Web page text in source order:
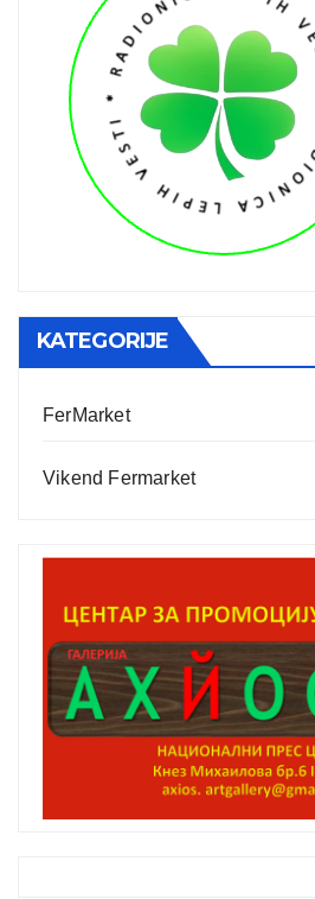
KATEGORIJE
FerMarket
Vikend Fermarket